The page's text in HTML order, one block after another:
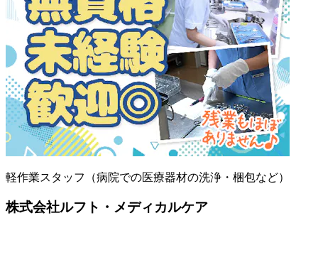
軽作業スタッフ（病院での医療器材の洗浄・梱包など）
株式会社ルフト・メディカルケア